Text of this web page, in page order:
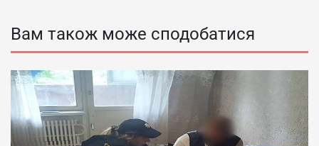
Вам також може сподобатися